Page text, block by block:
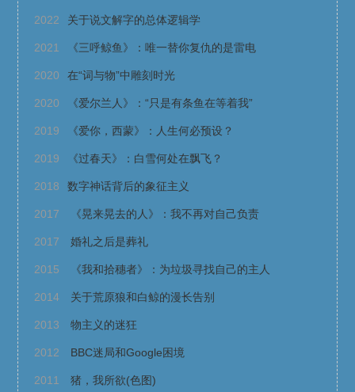
2022 关于说文解字的总体逻辑学
2021 《三呼鲸鱼》：唯一替你复仇的是雷电
2020 在“词与物”中雕刻时光
2020 《爱尔兰人》：“只是有条鱼在等着我”
2019 《爱你，西蒙》：人生何必预设？
2019 《过春天》：白雪何处在飘飞？
2018 数字神话背后的象征主义
2017 《晃来晃去的人》：我不再对自己负责
2017 婚礼之后是葬礼
2015 《我和拾穗者》：为垃圾寻找自己的主人
2014 关于荒原狼和白鲸的漫长告别
2013 物主义的迷狂
2012 BBC迷局和Google困境
2011 猪，我所欲(色图)